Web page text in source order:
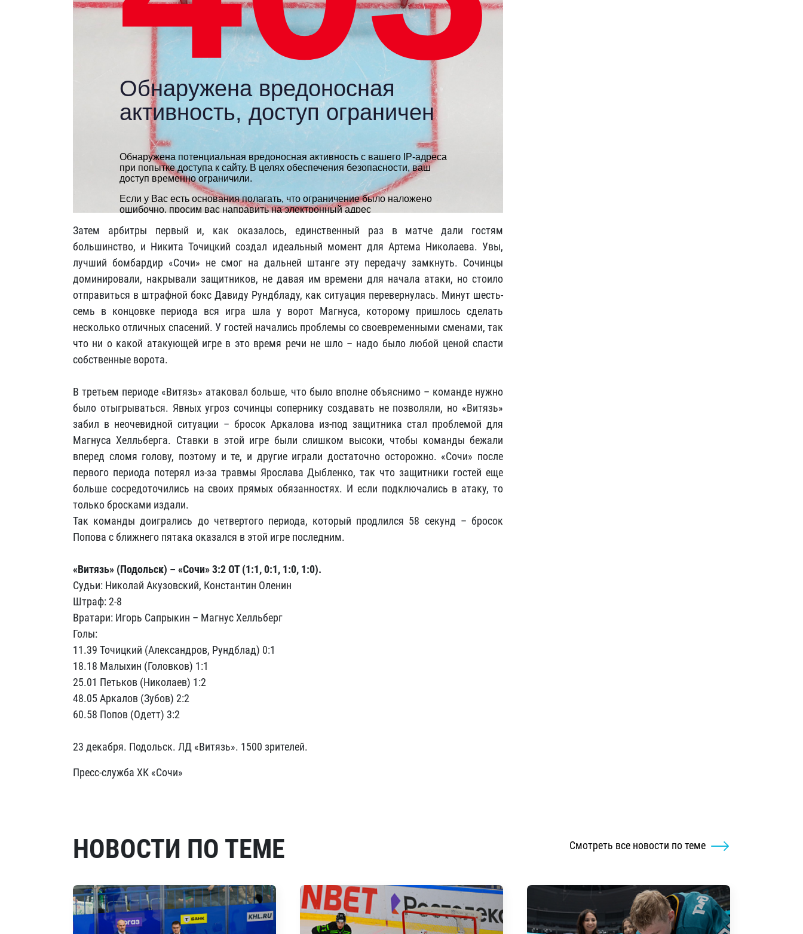
Затем арбитры первый и, как оказалось, единственный раз в матче дали гостям
большинство, и Никита Точицкий создал идеальный момент для Артема Николаева. Увы,
лучший бомбардир «Сочи» не смог на дальней штанге эту передачу замкнуть. Сочинцы
доминировали, накрывали защитников, не давая им времени для начала атаки, но стоило
отправиться в штрафной бокс Давиду Рундбладу, как ситуация перевернулась. Минут шесть-
семь в концовке периода вся игра шла у ворот Магнуса, которому пришлось сделать
несколько отличных спасений. У гостей начались проблемы со своевременными сменами, так
что ни о какой атакующей игре в это время речи не шло – надо было любой ценой спасти
собственные ворота.
В третьем периоде «Витязь» атаковал больше, что было вполне объяснимо – команде нужно
было отыгрываться. Явных угроз сочинцы сопернику создавать не позволяли, но «Витязь»
забил в неочевидной ситуации – бросок Аркалова из-под защитника стал проблемой для
Магнуса Хелльберга. Ставки в этой игре были слишком высоки, чтобы команды бежали
вперед сломя голову, поэтому и те, и другие играли достаточно осторожно. «Сочи» после
первого периода потерял из-за травмы Ярослава Дыбленко, так что защитники гостей еще
больше сосредоточились на своих прямых обязанностях. И если подключались в атаку, то
только бросками издали.
Так команды доигрались до четвертого периода, который продлился 58 секунд – бросок
Попова с ближнего пятака оказался в этой игре последним.
«Витязь» (Подольск) – «Сочи» 3:2 ОТ (1:1, 0:1, 1:0, 1:0).
Судьи: Николай Акузовский, Константин Оленин
Штраф: 2-8
Вратари: Игорь Сапрыкин – Магнус Хелльберг
Голы:
11.39 Точицкий (Александров, Рундблад) 0:1
18.18 Малыхин (Головков) 1:1
25.01 Петьков (Николаев) 1:2
48.05 Аркалов (Зубов) 2:2
60.58 Попов (Одетт) 3:2
23 декабря. Подольск. ЛД «Витязь». 1500 зрителей.
Пресс-служба ХК «Сочи»
НОВОСТИ ПО ТЕМЕ Смотреть все новости по теме